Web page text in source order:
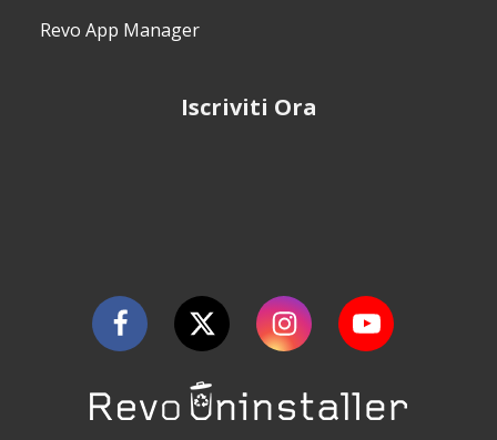
Revo App Manager
Iscriviti Ora